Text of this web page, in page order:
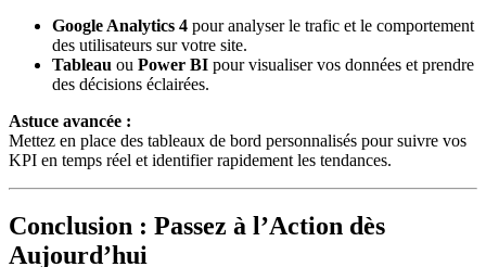
Google Analytics 4 pour analyser le trafic et le comportement
des utilisateurs sur votre site.
Tableau ou Power BI pour visualiser vos données et prendre
des décisions éclairées.
Astuce avancée :
Mettez en place des tableaux de bord personnalisés pour suivre vos
KPI en temps réel et identifier rapidement les tendances.
Conclusion : Passez à l’Action dès
Aujourd’hui